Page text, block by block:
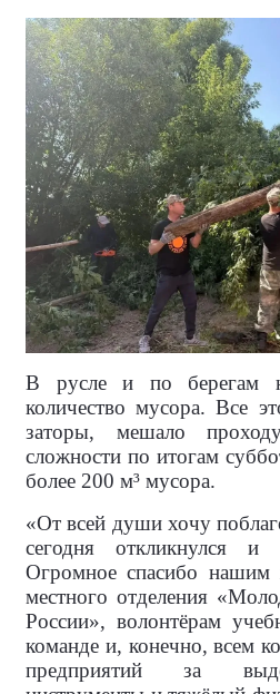
В русле и по берегам
количество мусора. Все
заторы, мешало
сложности по итогам
более 200 м³ мусора.
«От всей души хочу
сегодня откликнулся
Огромное спасибо нашим
местного отделения
России», волонтёрам
команде и, конечно, всем
предприятий за